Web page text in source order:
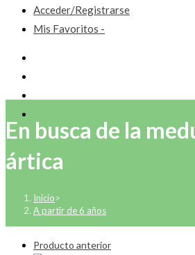
Acceder/Registrarse
Mis Favoritos -
En busca de la
ártica
Inicio>
A partir de 6 años
Producto anterior